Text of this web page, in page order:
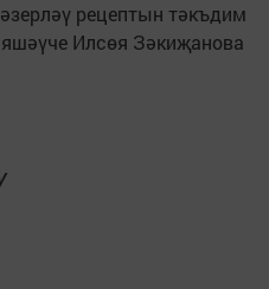
рецептын тәкъдим
Илсөя Зәкиҗанова